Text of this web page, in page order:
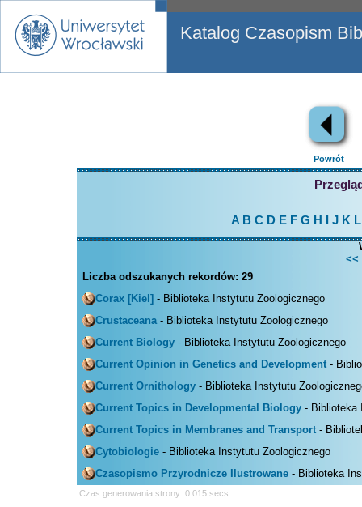
Katalog Czasopism
Powrót
A B C D EFG H J K L
<<
Liczba odszukanych rekordów: 29
Corax [Kiel] - Biblioteka Instytutu Zoologicznego
Crustaceana- Biblioteka Instytutu Zoologicznego
Current Biology - Biblioteka Instytutu Zoologicznego
Current Opinion in Genetics and Development -
Current Ornithology - Biblioteka Instytutu
Current Topics in Developmental Biology - Biblioteka
Current Topics in Membranes and Transport -
Cytobiologie - Biblioteka Instytutu Zoologicznego
Czasopismo Przyrodnicze Ilustrowane - Biblioteka
Czas generowania strony: 0.015 secs.